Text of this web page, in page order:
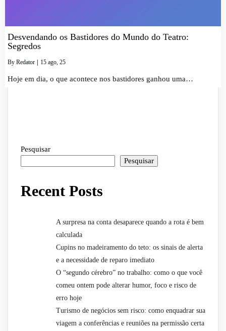
Desvendando os Bastidores do Mundo do Teatro:
Segredos
By Redator | 15 ago, 25
Hoje em dia, o que acontece nos bastidores ganhou uma…
Pesquisar
Pesquisar
Recent Posts
A surpresa na conta desaparece quando a rota é bem
calculada
Cupins no madeiramento do teto: os sinais de alerta
e a necessidade de reparo imediato
O “segundo cérebro” no trabalho: como o que você
comeu ontem pode alterar humor, foco e risco de
erro hoje
Turismo de negócios sem risco: como enquadrar sua
viagem a conferências e reuniões na permissão certa